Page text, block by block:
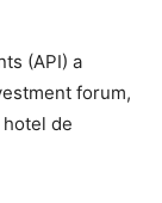
(API) a
forum,
de